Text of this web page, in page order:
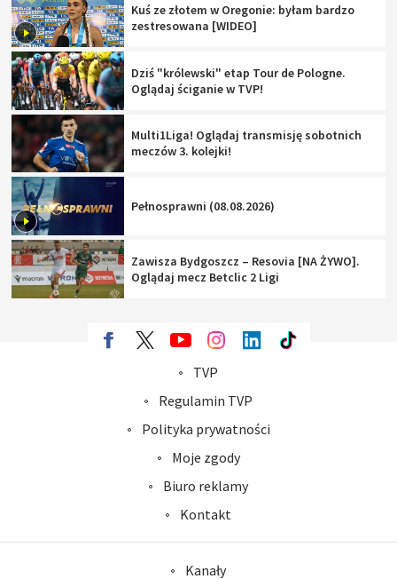
Kuś ze złotem w Oregonie: byłam bardzo
zestresowana [WIDEO]
Dziś "królewski" etap Tour de Pologne.
Oglądaj ściganie w TVP!
Multi1Liga! Oglądaj transmisję sobotnich
meczów 3. kolejki!
Pełnosprawni (08.08.2026)
Zawisza Bydgoszcz – Resovia [NA ŻYWO].
Oglądaj mecz Betclic 2 Ligi
TVP
Abonament TVP
Sklep TVP
Biuro Reklamy
Oferta Handlowa
Telegazeta ogłoszenia
Emisja w TVP
Rada Programowa
Regulamin TVP
Polityka prywatności
Moje zgody
Biuro reklamy
Kontakt
Kanały